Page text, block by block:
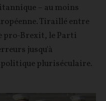
– au moins
Tiraillé entre
pro-Brexit, le Parti
jusqu'à
pluriséculaire.